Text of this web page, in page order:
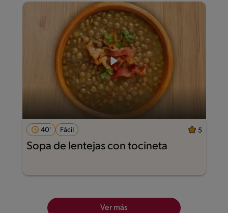
40' Fácil 5
Sopa de lentejas con tocineta
Ver más